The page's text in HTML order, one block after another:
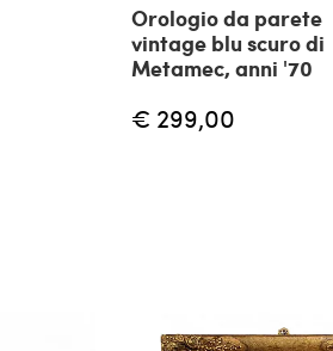
Orologio da parete
vintage blu scuro di
Metamec, anni '70
€ 299,00